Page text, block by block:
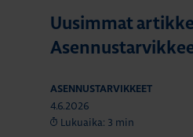
Uusimmat
ASENNUSTARVIKKEET
4.6.2026
Lukuaika: 3 min